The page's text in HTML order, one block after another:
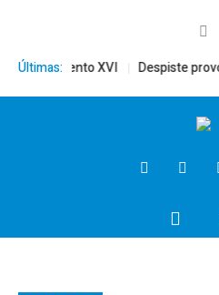
Últimas:Bento XVI Despiste